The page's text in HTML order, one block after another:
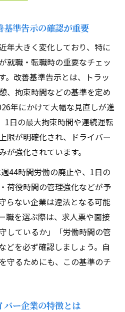
基準告示の確認が重要
年大きく変化しており、特に
就職・転職時の重要なチェッ
。改善基準告示とは、トラッ
、拘束時間などの基準を定め
年にかけて大幅な見直しが進
1日の最大拘束時間や連続運転
限が明確化され、ドライバー
が強化されています。
44時間労働の廃止や、1日の
荷役時間の管理強化などが予
らない企業は違法となる可能
職を選ぶ際は、求人票や面接
しているか」「労働時間の管
どを必ず確認しましょう。自
守るためにも、この基準のチ
バー企業の特徴とは